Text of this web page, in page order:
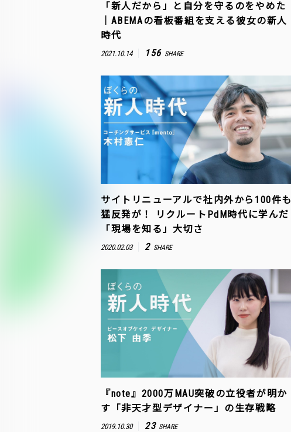
「新人だから」と自分を守るのをやめた
｜ABEMAの看板番組を支える彼女の新人
時代
2021.10.14 156 SHARE
サイトリニューアルで社内外から100件も
猛反発が！ リクルートPdM時代に学んだ
「現場を知る」大切さ
2020.02.03 2 SHARE
『note』2000万MAU突破の立役者が明か
す「非天才型デザイナー」の生存戦略
2019.10.30 23 SHARE